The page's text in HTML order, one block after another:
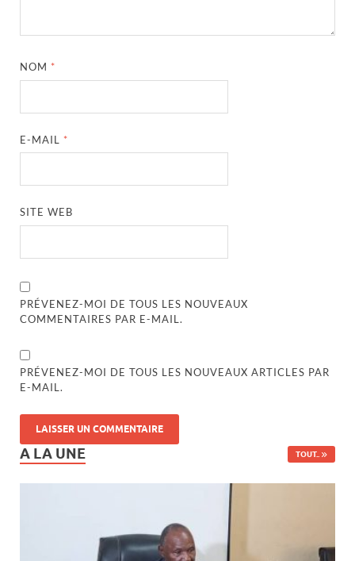
NOM *
E-MAIL *
SITE WEB
PRÉVENEZ-MOI DE TOUS LES NOUVEAUX
COMMENTAIRES PAR E-MAIL.
PRÉVENEZ-MOI DE TOUS LES NOUVEAUX ARTICLES PAR
E-MAIL.
A LA UNE TOUT..